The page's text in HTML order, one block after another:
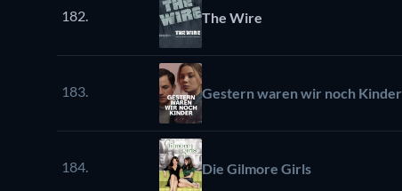
182. The Wire
183. Gestern waren wir noch Kinder
184. Die Gilmore Girls